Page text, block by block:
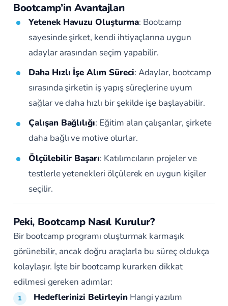
Bootcamp’in Avantajları
Yetenek Havuzu Oluşturma: Bootcamp
sayesinde şirket, kendi ihtiyaçlarına uygun
adaylar arasından seçim yapabilir.
Daha Hızlı İşe Alım Süreci: Adaylar, bootcamp
sırasında şirketin iş yapış süreçlerine uyum
sağlar ve daha hızlı bir şekilde işe başlayabilir.
Çalışan Bağlılığı: Eğitim alan çalışanlar, şirkete
daha bağlı ve motive olurlar.
Ölçülebilir Başarı: Katılımcıların projeler ve
testlerle yetenekleri ölçülerek en uygun kişiler
seçilir.
Peki, Bootcamp Nasıl Kurulur?
Bir bootcamp programı oluşturmak karmaşık
görünebilir, ancak doğru araçlarla bu süreç oldukça
kolaylaşır. İşte bir bootcamp kurarken dikkat
edilmesi gereken adımlar:
Hedeflerinizi BelirleyinHangi yazılım